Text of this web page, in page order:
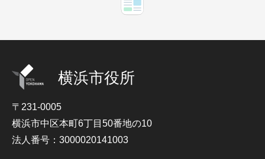
横浜市役所
〒231-0005
横浜市中区本町6丁目50番地の10
法人番号：3000020141003